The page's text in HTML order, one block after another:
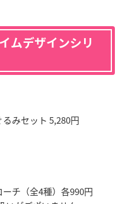
ムデザインシリ
みセット 5,280円
チ（全4種）各990円